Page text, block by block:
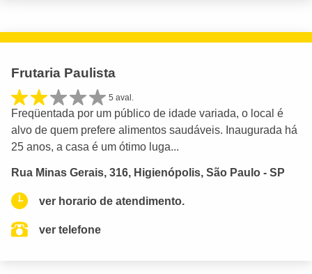
Frutaria Paulista
5 aval.
Freqüentada por um público de idade variada, o local é
alvo de quem prefere alimentos saudáveis. Inaugurada há
25 anos, a casa é um ótimo luga...
Rua Minas Gerais, 316, Higienópolis, São Paulo - SP
ver horario de atendimento.
ver telefone